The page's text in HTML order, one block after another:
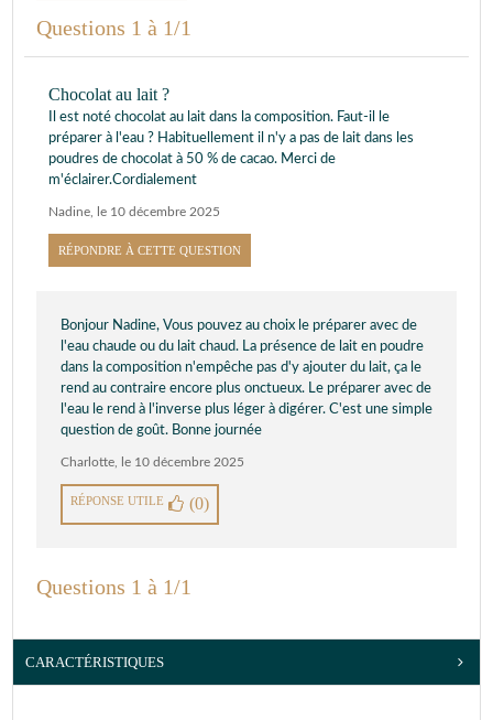
Questions 1 à 1/1
Chocolat au lait ?
Il est noté chocolat au lait dans la composition. Faut-il le
préparer à l'eau ? Habituellement il n'y a pas de lait dans les
poudres de chocolat à 50 % de cacao. Merci de
m'éclairer.Cordialement
Nadine le 10 décembre 2025
RÉPONDRE À CETTE QUESTION
Bonjour Nadine, Vous pouvez au choix le préparer avec de
l'eau chaude ou du lait chaud. La présence de lait en poudre
dans la composition n'empêche pas d'y ajouter du lait, ça le
rend au contraire encore plus onctueux. Le préparer avec de
l'eau le rend à l'inverse plus léger à digérer. C'est une simple
question de goût. Bonne journée
Charlotte le 10 décembre 2025
RÉPONSE UTILE (0)
Questions 1 à 1/1
CARACTÉRISTIQUES